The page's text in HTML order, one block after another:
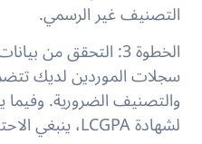
التصنيف غير الرسمي.
الخطوة 3: التحقق من بيانات الموردين
سجلات الموردين لديك
والتصنيف الضرورية.
لشهادة LCGPA، ينبغي الاحتفاظ بنسخة منها في الملف.